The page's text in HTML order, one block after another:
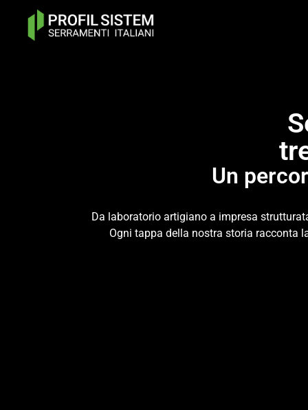
contenuto
Un
Da laboratorio artigiano a impresa
Ogni tappa della nostra storia racconta